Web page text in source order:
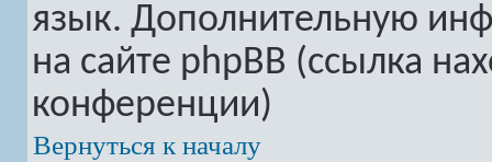
язык. Дополнительную
на сайте phpBB (ссылка
конференции)
Вернуться к началу